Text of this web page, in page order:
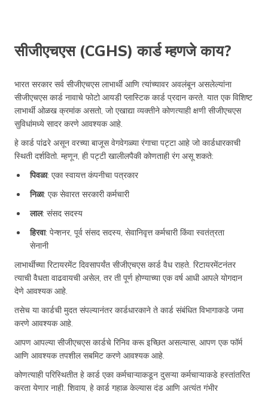
सीजीएचएस (CGHS) कार्ड म्हणजे काय?
भारत सरकार सर्व सीजीएचएस लाभार्थी आणि त्यांच्यावर अवलंबून असलेल्यांना
सीजीएचएस कार्ड नावाचे फोटो आयडी प्लास्टिक कार्ड प्रदान करते. यात एक विशिष्ट
लाभार्थी ओळख क्रमांक असतो, जो एखाद्या व्यक्तीने कोणत्याही क्षणी सीजीएचएस
सुविधांमध्ये सादर करणे आवश्यक आहे.
हे कार्ड पांढरे असून वरच्या बाजूस वेगवेगळ्या रंगाचा पट्टा आहे जो कार्डधारकाची
स्थिती दर्शवितो. म्हणून, ही पट्टी खालीलपैकी कोणताही रंग असू शकते:
पिवळा: एका स्वायत्त कंपनीचा पत्रकार
निळा: एक सेवारत सरकारी कर्मचारी
लाल: संसद सदस्य
हिरवा: पेन्शनर, पूर्व संसद सदस्य, सेवानिवृत्त कर्मचारी किंवा स्वतंत्रता
सेनानी
लाभार्थीच्या रिटायरमेंट दिवसापर्यंत सीजीएचएस कार्ड वैध राहते. रिटायरमेंटनंतर
त्याची वैधता वाढवायची असेल, तर ती पूर्ण होण्याच्या एक वर्ष आधी आपले योगदान
देणे आवश्यक आहे.
तसेच या कार्डची मुदत संपल्यानंतर कार्डधारकाने ते कार्ड संबंधित विभागाकडे जमा
करणे आवश्यक आहे.
आपण आपल्या सीजीएचएस कार्डचे रिनिव करू इच्छित असल्यास, आपण एक फॉर्म
आणि आवश्यक तपशील सबमिट करणे आवश्यक आहे.
कोणत्याही परिस्थितीत हे कार्ड एका कर्मचाऱ्याकडून दुसऱ्या कर्मचाऱ्याकडे हस्तांतरित
करता येणार नाही. शिवाय, हे कार्ड गहाळ केल्यास दंड आणि अत्यंत गंभीर